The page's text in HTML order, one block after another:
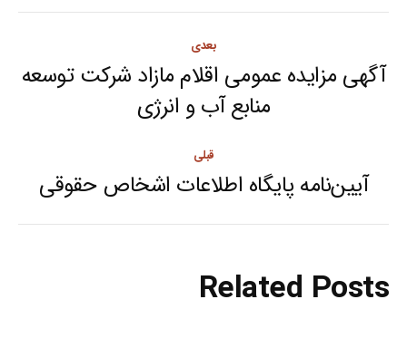
navigation
قبلی
Previous
آیین‌نامه پایگاه اطلاعات اشخاص حقوقی
بعدی
Next
post:
آگهی مزایده عمومی اقلام مازاد شرکت توسعه
منابع آب و انرژی
Related Posts